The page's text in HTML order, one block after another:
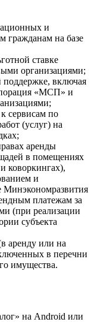
и
гражданам на базе
ставке
организациями;
поддержке, включая
«МСП» и
сервисам по
(услуг) на
аренды
в помещениях
коворкингах),
и
платежам за
(при реализации
субъекта
аренду или на
в перечни
имущества.
на Android или